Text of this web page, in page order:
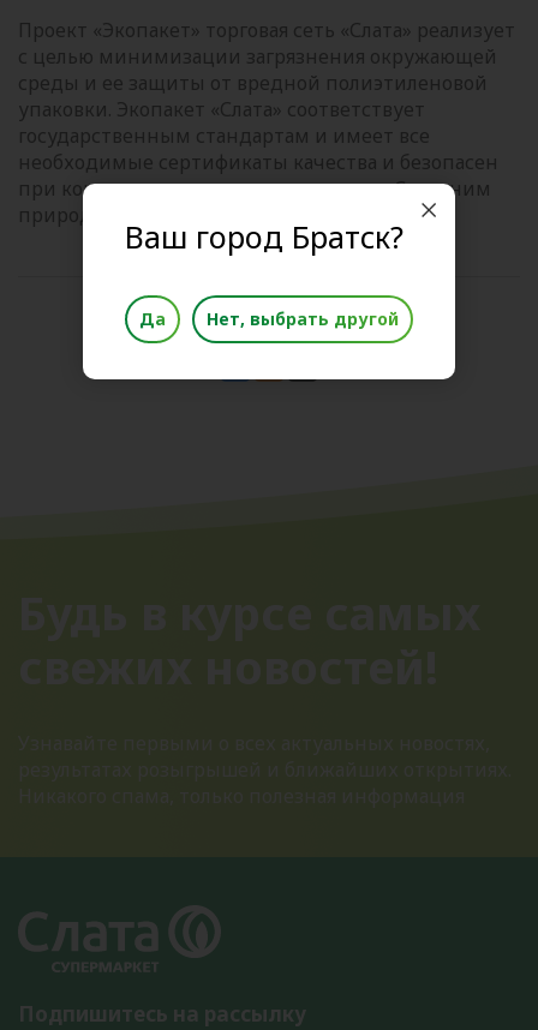
Проект «Экопакет» торговая сеть «Слата» реализует
с целью минимизации загрязнения окружающей
среды и ее защиты от вредной полиэтиленовой
упаковки. Экопакет «Слата» соответствует
государственным стандартам и имеет все
необходимые сертификаты качества и безопасен
при контактах с продуктами питания. Сохраним
природу вместе!
Поделиться новостью
Подпишитесь на рассылку
Ваш город Братск?
Да Нет, выбрать другой